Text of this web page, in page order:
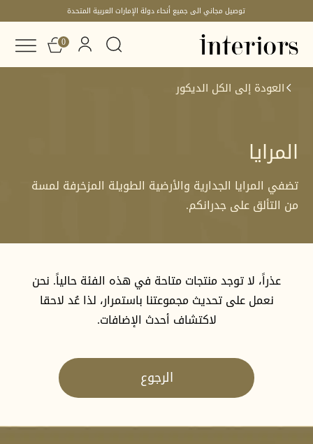
توصيل مجاني الى جميع أنحاء دولة الإمارات العربية المتحدة
0
العودة إلى الكل الديكور
المرايا
تضفي المرايا الجدارية والأرضية الطويلة المزخرفة لمسة
من التألق على جدرانكم.
عذراً، لا توجد منتجات متاحة في هذه الفئة حالياً. نحن
نعمل على تحديث مجموعتنا باستمرار، لذا عُد لاحقا
لاكتشاف أحدث الإضافات.
الرجوع